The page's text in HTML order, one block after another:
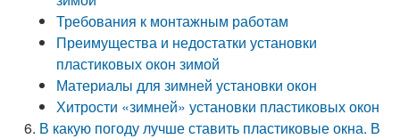
Требования к монтажным работам
Преимущества и недостатки установки
пластиковых окон зимой
Материалы для зимней установки окон
Хитрости «зимней» установки пластиковых окон
В какую погоду лучше ставить пластиковые окна. В